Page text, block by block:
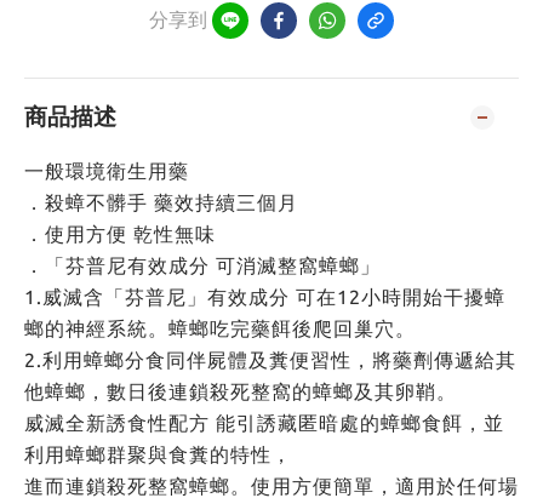
分享到
商品描述
一般環境衛生用藥
．殺蟑不髒手 藥效持續三個月
．使用方便 乾性無味
．「芬普尼有效成分 可消滅整窩蟑螂」
1.威滅含「芬普尼」有效成分 可在12小時開始干擾蟑
螂的神經系統。蟑螂吃完藥餌後爬回巢穴。
2.利用蟑螂分食同伴屍體及糞便習性，將藥劑傳遞給其
他蟑螂，數日後連鎖殺死整窩的蟑螂及其卵鞘。
威滅全新誘食性配方 能引誘藏匿暗處的蟑螂食餌，並
利用蟑螂群聚與食糞的特性，
進而連鎖殺死整窩蟑螂。使用方便簡單，適用於任何場